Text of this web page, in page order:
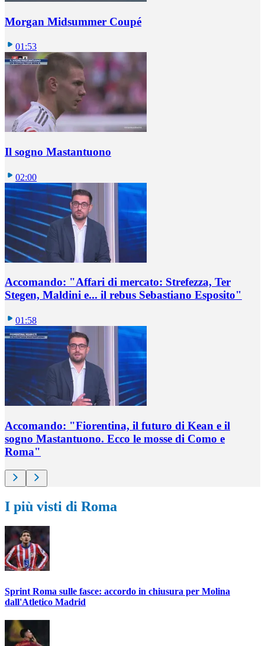
Morgan Midsummer Coupé
01:53
Il sogno Mastantuono
02:00
Accomando: "Affari di mercato: Strefezza, Ter
Stegen, Maldini e... il rebus Sebastiano Esposito"
01:58
Accomando: "Fiorentina, il futuro di Kean e il
sogno Mastantuono. Ecco le mosse di Como e
Roma"
I più visti di Roma
Sprint Roma sulle fasce: accordo in chiusura per Molina
dall'Atletico Madrid